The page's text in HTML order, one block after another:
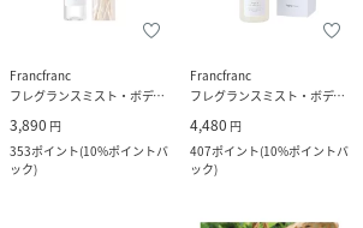
Francfranc
フレグランスミスト・ボディミスト
3,890 円
353ポイント(10%ポイントバ
ック)
Francfranc
フレグランスミスト・ボディミスト
4,480 円
407ポイント(10%ポイントバ
ック)